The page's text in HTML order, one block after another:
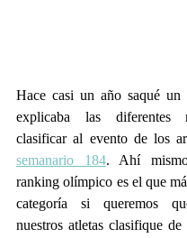
Hace casi un año saqué un
explicaba las diferentes
semanario 184. Ahí
ranking olímpico es el que
categoría si queremos
nuestros atletas clasifique de